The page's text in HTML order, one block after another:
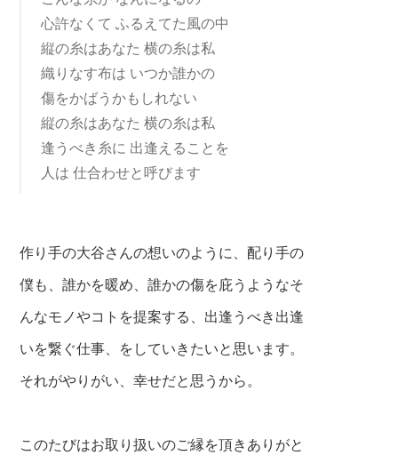
心許なくて ふるえてた風の中
縦の糸はあなた 横の糸は私
織りなす布は いつか誰かの
傷をかばうかもしれない
縦の糸はあなた 横の糸は私
逢うべき糸に 出逢えることを
人は 仕合わせと呼びます
作り手の大谷さんの想いのように、配り手の
僕も、誰かを暖め、誰かの傷を庇うようなそ
んなモノやコトを提案する、 出逢うべき出逢
いを繋ぐ仕事、をしていきたいと思います。
それがやりがい、幸せだと思うから。
このたびはお取り扱いのご縁を頂きありがと